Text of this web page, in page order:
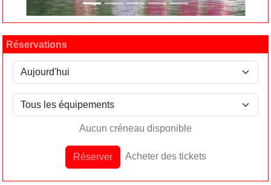
Réservations
Aucun créneau disponible
Réserver Acheter des tickets